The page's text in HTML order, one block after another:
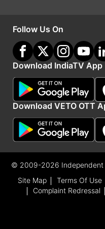
Follow Us On
Download IndiaTV App
Download VETO OTT
© 2009-2026 Independent
Site Map
Terms Of Use
Complaint Redressal